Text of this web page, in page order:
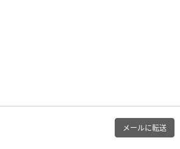
メールに転送